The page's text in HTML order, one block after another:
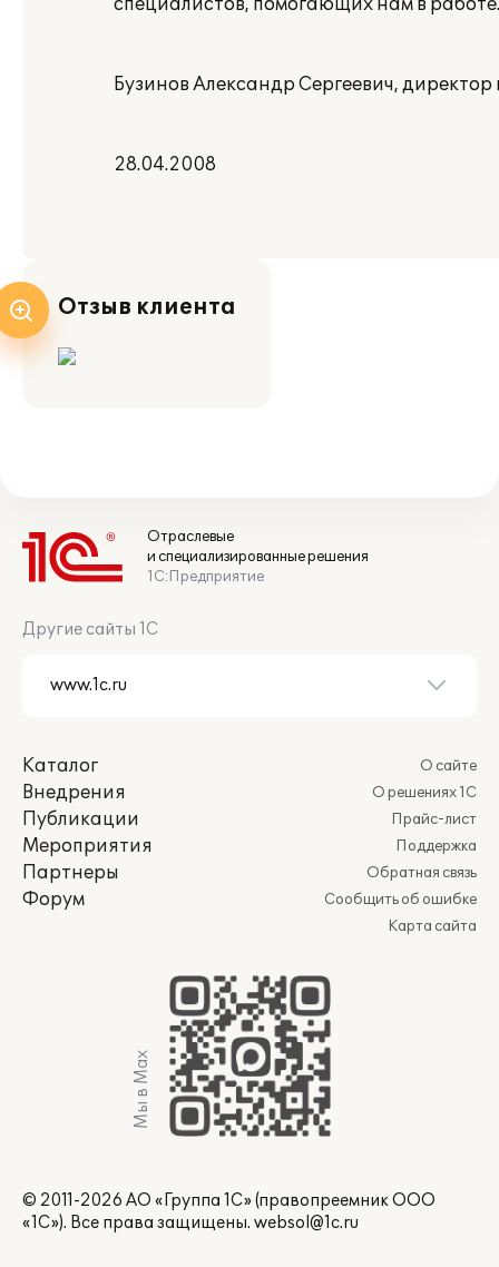
специалистов, помогающих нам в работе.
Бузинов Александр Сергеевич, директор
28.04.2008
Отзыв клиента
Отраслевые
и специализированные решения
1С:Предприятие
Другие сайты 1С
Каталог
Внедрения
Публикации
Мероприятия
Партнеры
Форум
О сайте
О решениях 1С
Прайс-лист
Поддержка
Обратная связь
Сообщить об ошибке
Карта сайта
Мы в Max
© 2011-2026 АО «Группа 1С» (правопреемник ООО
«1С»). Все права защищены. websol@1c.ru